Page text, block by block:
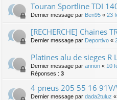
Touran Sportline TDI
Dernier message par Ben95 « 23
[RECHERCHE] Chaines
Dernier message par Deportivo «
Platines alu de sieges R
Dernier message par annon « 10
Réponses : 3
4 pneus 205 55 16
Dernier message par dada2tuluz «